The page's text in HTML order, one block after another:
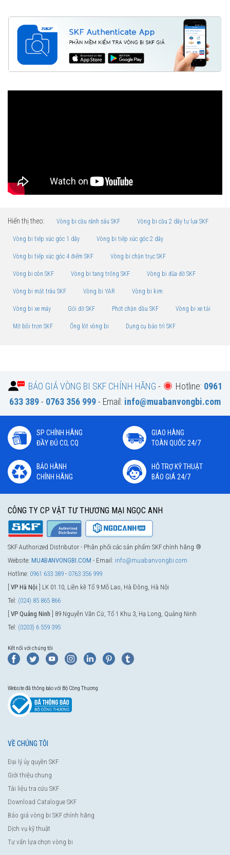
Hiển thị theo: Vòng bi cầu rãnh sâu SKF Vòng bi cầu 2 dãy tự lựa SKF
Vòng bi tiếp xúc góc 1 dãy Vòng bi tiếp xúc góc 2 dãy
Vòng bi tiếp xúc góc 4 điểm SKF Vòng bi chặn trục SKF
Vòng bi côn SKF Vòng bi tang trống SKF Vòng bi đũa đỡ SKF
Vòng bi mắt trâu SKF Vòng bi YAR Vòng bi kim
Vòng bi xe máy Gối đỡ SKF Phớt chặn dầu SKF Vòng bi xe tải
Mỡ bôi trơn SKF Ống lót vòng bi Dụng cụ bảo trì SKF
BÁO GIÁ VÒNG BI SKF CHÍNH HÃNG - Hotline: 0961
633 389- 0763 356 999- Email: info@muabanvongbi.com
SP CHÍNH HÃNG
ĐẦY ĐỦ CO, CQ
GIAO HÀNG
TOÀN QUỐC 24/7
BẢO HÀNH
CHÍNH HÃNG
HỖ TRỢ KỸ THUẬT
BÁO GIÁ 24/7
CÔNG TY CP VẬT TƯ THƯƠNG MẠI NGỌC ANH
SKF Authorized Distributor - Phân phối các sản phẩm SKF chính hãng ®
Website: MUABANVONGBI.COM - Email: info@muabanvongbi.com
Hotline: 0961 633 389 - 0763 356 999
VP Hà Nội ] LK 01.10, Liền kề Tổ 9 Mỗ Lao, Hà Đông, Hà Nội
Tel: (024) 85 865 866
VP Quảng Ninh ] 89 Nguyễn Văn Cừ, Tổ 1 Khu 3, Hạ Long, Quảng Ninh
Tel: (0203) 6 559 395
Kết nối với chúng tôi
Website đã thông báo với Bộ Công Thương
VỀ CHÚNG TÔI
Đại lý ủy quyền SKF
Giới thiệu chung
Tài liệu tra cứu SKF
Download Catalogue SKF
Báo giá vòng bi SKF chính hãng
Dịch vụ kỹ thuật
Tư vấn lựa chọn vòng bi